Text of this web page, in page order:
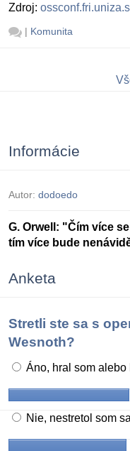
Zdroj:
| Komunita
Informácie
Autor: dodoedo
G. Orwell: "Čím více
tím více bude
Anketa
Stretli ste sa s
Wesnoth?
Áno, hral som alebo
Nie, nestretol som sa